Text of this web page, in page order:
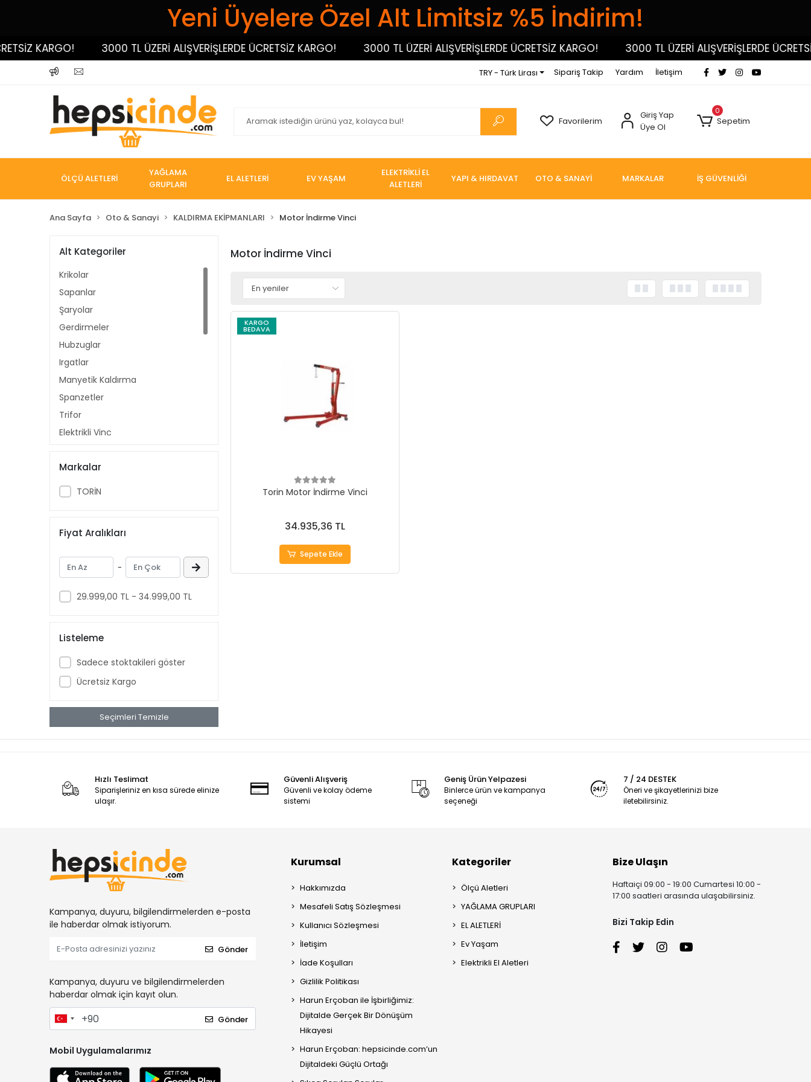
Yeni Üyelere Özel Alt Limitsiz %5 İndirim!
KARGO! 3000 TL ÜZERİ ALIŞVERİŞLERDE ÜCRETSİZ KARGO! 3000 TL ÜZERİ ALIŞVERİŞLERDE ÜCRETSİZ KARGO! 3000 TL ÜZERİ ALIŞVERİŞLERDE ÜCRETSİZ
TRY - Türk Lirası Sipariş Takip Yardım İletişim
Favorilerim
Giriş Yap
Üye Ol
0
Sepetim
ÖLÇÜ ALETLERİ
YAĞLAMA
GRUPLARI
EL ALETLERİ EV YAŞAM
ELEKTRİKLİ EL
ALETLERİ
YAPI & HIRDAVAT OTO & SANAYİ MARKALAR İŞ GÜVENLİĞİ
Ana Sayfa Oto & Sanayi KALDIRMA EKİPMANLARI Motor İndirme Vinci
Alt Kategoriler
Krikolar
Sapanlar
Şaryolar
Gerdirmeler
Hubzuglar
Irgatlar
Manyetik Kaldırma
Spanzetler
Trifor
Elektrikli Vinç
Elezon Yay Çektirme
Kriko Standı
Transpalet
Zincirli Caraskallar
Araç Vinci
2 Hareketli Elektrikli Zincirli
Caraskallar
Caraskallar
4 Hareketli Profesyonel Vinçler
Markalar
TORİN
Fiyat Aralıkları
-
29.999,00 TL - 34.999,00 TL
Listeleme
Sadece stoktakileri göster
Ücretsiz Kargo
Seçimleri Temizle
Motor İndirme Vinci
KARGO
BEDAVA
Torin Motor İndirme Vinci
34.935,36 TL
Sepete Ekle
Hızlı Teslimat
Siparişleriniz en kısa sürede elinize
ulaşır.
Güvenli Alışveriş
Güvenli ve kolay ödeme
sistemi
Geniş Ürün Yelpazesi
Binlerce ürün ve kampanya
seçeneği
7 / 24 DESTEK
Öneri ve şikayetlerinizi bize
iletebilirsiniz.
Kampanya, duyuru, bilgilendirmelerden e-posta
ile haberdar olmak istiyorum.
Gönder
Kampanya, duyuru ve bilgilendirmelerden
haberdar olmak için kayıt olun.
Gönder
Mobil Uygulamalarımız
Kurumsal
Hakkımızda
Mesafeli Satış Sözleşmesi
Kullanıcı Sözleşmesi
İletişim
İade Koşulları
Gizlilik Politikası
Harun Erçoban ile İşbirliğimiz:
Dijitalde Gerçek Bir Dönüşüm
Hikayesi
Harun Erçoban: hepsicinde.com’un
Dijitaldeki Güçlü Ortağı
Kategoriler
Ölçü Aletleri
YAĞLAMA GRUPLARI
EL ALETLERİ
Ev Yaşam
Elektrikli El Aletleri
Bize Ulaşın
Haftaiçi 09:00 - 19:00 Cumartesi 10:00 -
17:00 saatleri arasında ulaşabilirsiniz.
Bizi Takip Edin